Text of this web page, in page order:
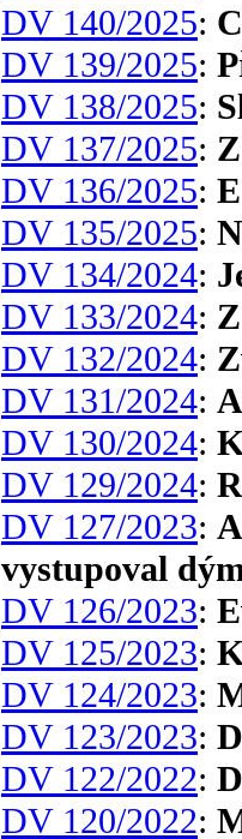
DV 140/2025:
DV 139/2025:
DV 138/2025:
DV 137/2025:
DV 136/2025:
DV 135/2025:
DV 134/2024:
DV 133/2024:
DV 132/2024:
DV 131/2024:
DV 130/2024:
DV 129/2024:
DV 127/2023:
vystupoval
DV 126/2023:
DV 125/2023:
DV 124/2023:
DV 123/2023:
DV 122/2022:
DV 120/2022: